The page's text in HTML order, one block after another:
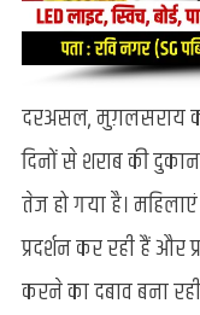
दरअसल, मुग़लसराय
दिनों से शराब की
तेज हो गया है।
प्रदर्शन कर रही हैं और
करने का दबाव बना